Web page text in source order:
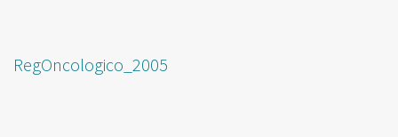
RegOncologico_2005